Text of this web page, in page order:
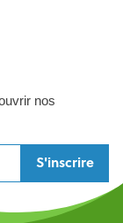
nos
S'inscrire